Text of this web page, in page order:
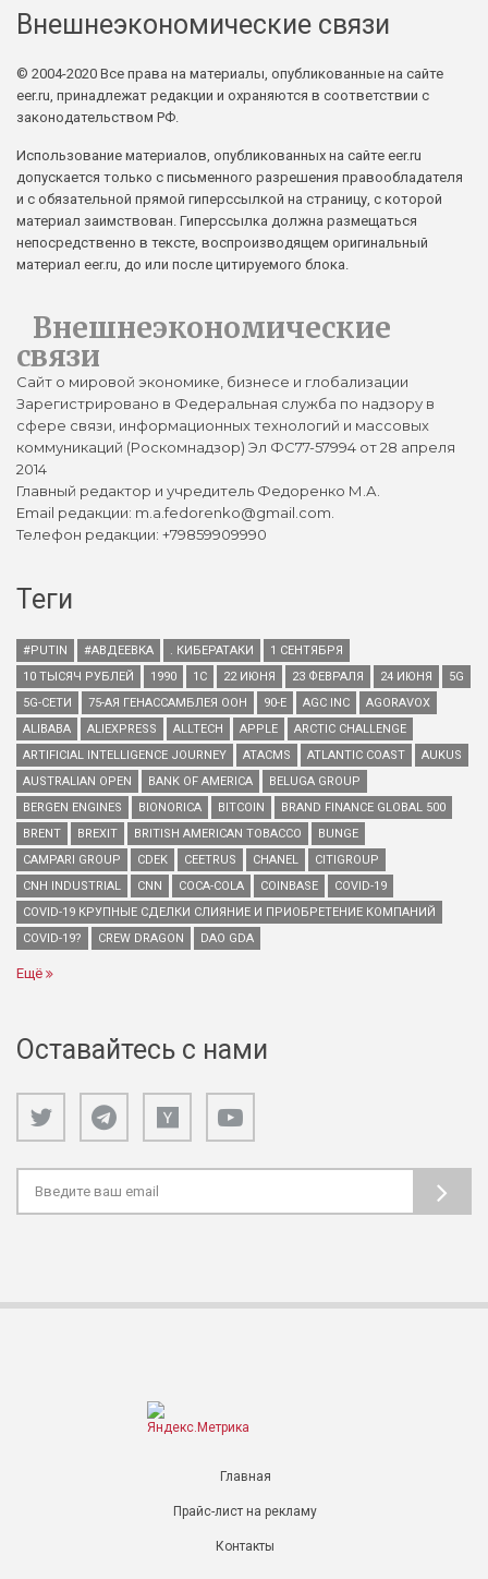
Внешнеэкономические связи
© 2004-2020 Все права на материалы, опубликованные на сайте
eer.ru, принадлежат редакции и охраняются в соответствии с
законодательством РФ.
Использование материалов, опубликованных на сайте eer.ru
допускается только с письменного разрешения правообладателя
и с обязательной прямой гиперссылкой на страницу, с которой
материал заимствован. Гиперссылка должна размещаться
непосредственно в тексте, воспроизводящем оригинальный
материал eer.ru, до или после цитируемого блока.
Внешнеэкономические
связи
Сайт о мировой экономике, бизнесе и глобализации
Зарегистрировано в Федеральная служба по надзору в
сфере связи, информационных технологий и массовых
коммуникаций (Роскомнадзор) Эл ФС77-57994 от 28 апреля
2014
Главный редактор и учредитель Федоренко М.А.
Email редакции: m.a.fedorenko@gmail.com.
Телефон редакции: +79859909990
Теги
#PUTIN #АВДЕЕВКА . КИБЕРАТАКИ
1 СЕНТЯБРЯ
10 ТЫСЯЧ РУБЛЕЙ
1990 1С 22 ИЮНЯ 23 ФЕВРАЛЯ 24 ИЮНЯ
5G
5G-СЕТИ
75-АЯ ГЕНАССАМБЛЕЯ ООН 90-Е AGC INC
AGORAVOX
ALIBABA
ALIEXPRESS ALLTECH APPLE
ARCTIC CHALLENGE
ARTIFICIAL INTELLIGENCE JOURNEY
ATACMS ATLANTIC COAST
AUKUS
AUSTRALIAN OPEN
BANK OF AMERICA
BELUGA GROUP
BERGEN ENGINES
BIONORICA BITCOIN
BRAND FINANCE GLOBAL 500
BRENT
BREXIT BRITISH AMERICAN TOBACCO
BUNGE
CAMPARI GROUP
CDEK CEETRUS CHANEL
CITIGROUP
CNH INDUSTRIAL
CNN COCA-COLA COINBASE
COVID-19
COVID-19 КРУПНЫЕ СДЕЛКИ СЛИЯНИЕ И ПРИОБРЕТЕНИЕ КОМПАНИЙ
COVID-19?
CREW DRAGON DAO GDA
Ещё
Оставайтесь с нами
Главная
Прайс-лист на рекламу
Контакты